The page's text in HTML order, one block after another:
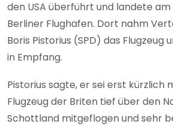
den USA überführt und landete
Berliner Flughafen. Dort nahm
Boris Pistorius (SPD) das Flugzeug
in Empfang.
Pistorius sagte, er sei erst kürzlich
Flugzeug der Briten tief über den
Schottland mitgeflogen und sehr